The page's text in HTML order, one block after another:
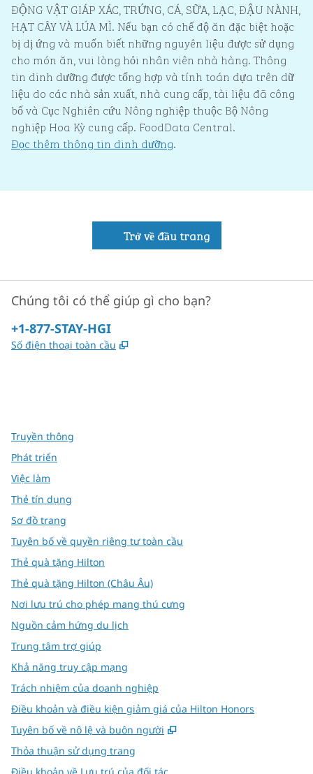
ĐỘNG VẬT GIÁP XÁC, TRỨNG, CÁ, SỮA, LẠC, ĐẬU NÀNH,
HẠT CÂY VÀ LÚA MÌ. Nếu bạn có chế độ ăn đặc biệt hoặc
bị dị ứng và muốn biết những nguyên liệu được sử dụng
cho món ăn, vui lòng hỏi nhân viên nhà hàng. Thông
tin dinh dưỡng được tổng hợp và tính toán dựa trên dữ
liệu do các nhà sản xuất, nhà cung cấp, tài liệu đã công
bố và Cục Nghiên cứu Nông nghiệp thuộc Bộ Nông
nghiệp Hoa Kỳ cung cấp. FoodData Central.
Đọc thêm thông tin dinh dưỡng.
Trở về đầu trang
Chúng tôi có thể giúp gì cho bạn?
Điện thoại:
+1-877-STAY-HGI
Số điện thoại toàn cầu ,
Truyền thông
Phát triển
Việc làm
Thẻ tín dụng
Sơ đồ trang
Tuyên bố về quyền riêng tư toàn cầu
Thẻ quà tặng Hilton
Thẻ quà tặng Hilton (Châu Âu)
Nơi lưu trú cho phép mang thú cưng
Nguồn cảm hứng du lịch
Trung tâm trợ giúp
Khả năng truy cập mạng
Trách nhiệm của doanh nghiệp
Điều khoản và điều kiện giảm giá của Hilton Honors
Tuyên bố về nô lệ và buôn người
,
Thỏa thuận sử dụng trang